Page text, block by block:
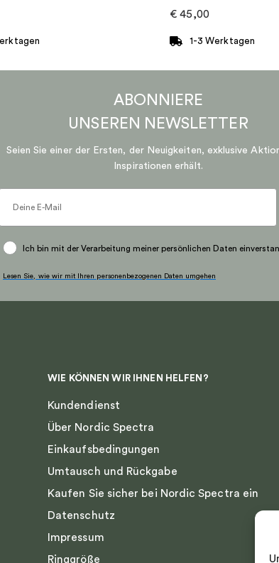
€ 45,00
1-3 Werktagen
ABONNIERE
UNSEREN NEWSLETTER
Seien Sie einer der Ersten, der Neuigkeiten, exklusive
Inspirationen erhält.
Ich bin mit der Verarbeitung meiner persönlichen Daten
Lesen Sie, wie wir mit Ihren personenbezogenen Daten umgehen
WIE KÖNNEN WIR IHNEN HELFEN?
Kundendienst
Über Nordic Spectra
Einkaufsbedingungen
Umtausch und Rückgabe
Kaufen Sie sicher bei Nordic Spectra ein
Datenschutz
Impressum
Ringgröße